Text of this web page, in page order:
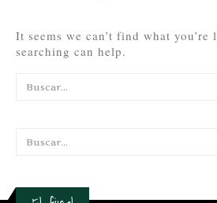
It seems we can’t find what you’re
searching can help.